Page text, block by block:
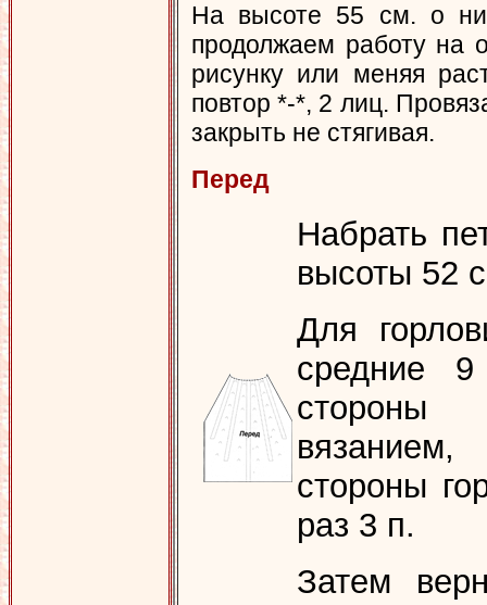
На высоте 55 см. о
продолжаем работу на
рисунку или меняя
повтор *-*, 2 лиц.
закрыть не стягивая.
Перед
Набрать
высоты 52
Для
средние
стороны
стороны
раз 3 п.
Затем